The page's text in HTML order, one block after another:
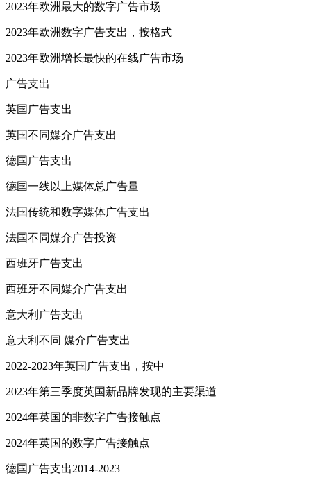
2023年欧洲最大的数字广告市场
2023年欧洲数字广告支出，按格式
2023年欧洲增长最快的在线广告市场
广告支出
英国广告支出
英国不同媒介广告支出
德国广告支出
德国一线以上媒体总广告量
法国传统和数字媒体广告支出
法国不同媒介广告投资
西班牙广告支出
西班牙不同媒介广告支出
意大利广告支出
意大利不同 媒介广告支出
2022-2023年英国广告支出，按中
2023年第三季度英国新品牌发现的主要渠道
2024年英国的非数字广告接触点
2024年英国的数字广告接触点
德国广告支出2014-2023